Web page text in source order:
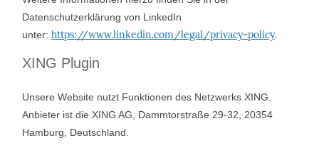
Datenschutzerklärung von LinkedIn
unter: https://www.linkedin.com/legal/privacy-policy.
XING Plugin
Unsere Website nutzt Funktionen des Netzwerks XING.
Anbieter ist die XING AG, Dammtorstraße 29-32, 20354
Hamburg, Deutschland.